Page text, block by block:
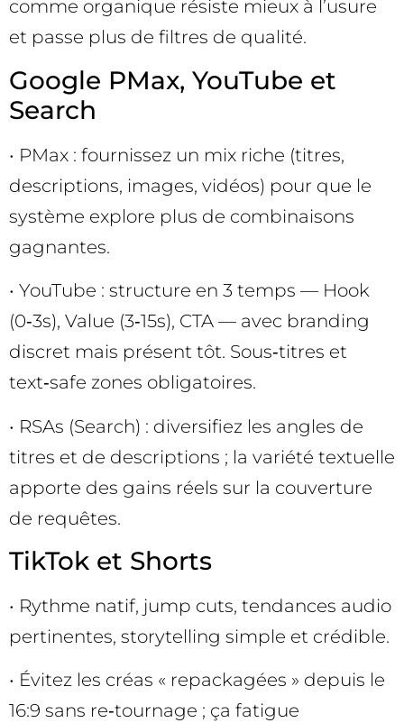
comme organique résiste mieux à l’usure
et passe plus de filtres de qualité.
Google PMax, YouTube et
Search
• PMax : fournissez un mix riche (titres,
descriptions, images, vidéos) pour que le
système explore plus de combinaisons
gagnantes.
• YouTube : structure en 3 temps — Hook
(0‑3s), Value (3‑15s), CTA — avec branding
discret mais présent tôt. Sous‑titres et
text‑safe zones obligatoires.
• RSAs (Search) : diversifiez les angles de
titres et de descriptions ; la variété textuelle
apporte des gains réels sur la couverture
de requêtes.
TikTok et Shorts
• Rythme natif, jump cuts, tendances audio
pertinentes, storytelling simple et crédible.
• Évitez les créas « repackagées » depuis le
16:9 sans re‑tournage ; ça fatigue